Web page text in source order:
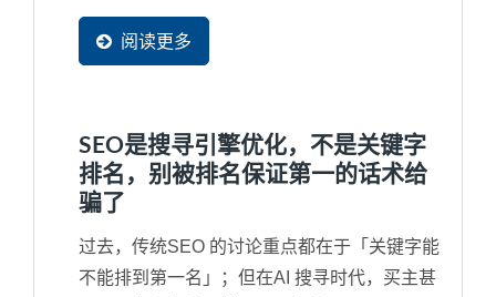
阅读更多
SEO是搜寻引擎优化，不是关键字
排名，别被排名保证第一的话术给
骗了
过去，传统SEO 的讨论重点都在于「关键字能
不能排到第一名」；但在AI 搜寻时代，买主甚